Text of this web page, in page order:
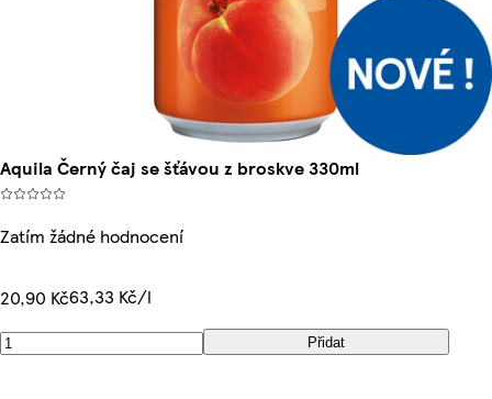
Aquila Černý čaj se šťávou z broskve 330ml
Zatím žádné hodnocení
20,90 Kč63,33 Kč/l
Přidat